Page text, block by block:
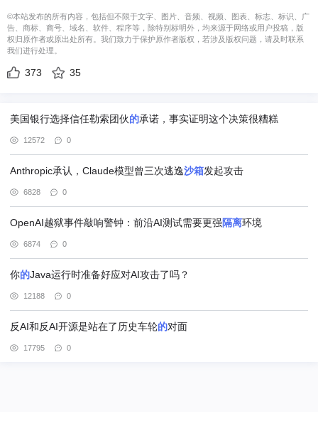
©本站发布的所有内容，包括但不限于文字、图片、音频、视频、图表、标志、标识、广
告、商标、商号、域名、软件、程序等，除特别标明外，均来源于网络或用户投稿，版
权归原作者或原出处所有。我们致力于保护原作者版权，若涉及版权问题，请及时联系
我们进行处理。
373 35
美国银行选择信任勒索团伙的承诺，事实证明这个决策很糟糕
12572 0
Anthropic承认，Claude模型曾三次逃逸沙箱发起攻击
6828 0
OpenAI越狱事件敲响警钟：前沿AI测试需要更强隔离环境
6874 0
你的Java运行时准备好应对AI攻击了吗？
12188 0
反AI和反AI开源是站在了历史车轮的对面
17795 0